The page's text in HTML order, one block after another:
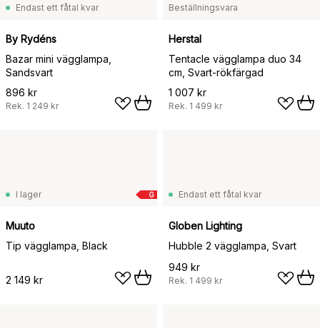
Endast ett fåtal kvar
By Rydéns
Bazar mini vägglampa,
Sandsvart
896 kr
Rek. 1 249 kr
Beställningsvara
Herstal
Tentacle vägglampa duo 34
cm, Svart-rökfärgad
1 007 kr
Rek. 1 499 kr
G
I lager
Muuto
Tip vägglampa, Black
2 149 kr
Endast ett fåtal kvar
Globen Lighting
Hubble 2 vägglampa, Svart
949 kr
Rek. 1 499 kr